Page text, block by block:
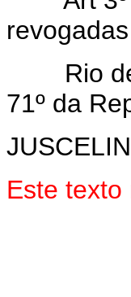
Rio de
71º da
Este